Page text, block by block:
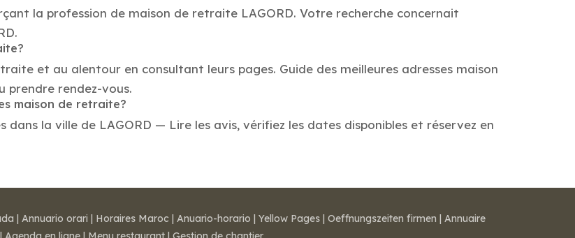
la profession de maison de retraite LAGORD. Votre recherche concernait
et au alentour en consultant leurs pages. Guide des meilleures adresses maison
prendre rendez-vous.
maison de retraite?
la ville de LAGORD — Lire les avis, vérifiez les dates disponibles et réservez en
| Annuario orari | Horaires Maroc | Anuario-horario | Yellow Pages | Oeffnungszeiten firmen | Annuaire